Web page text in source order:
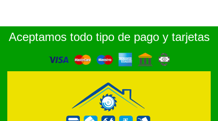
Aceptamos todo tipo de pago y tarjetas